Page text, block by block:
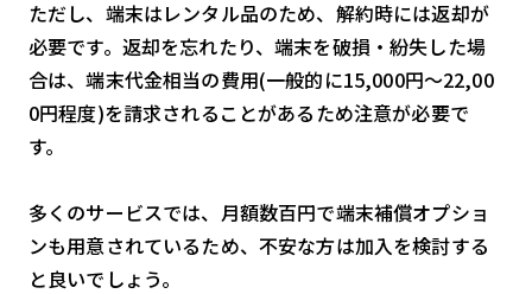
ただし、端末はレンタル品のため、解約時には返却が
必要です。返却を忘れたり、端末を破損・紛失した場
合は、端末代金相当の費用(一般的に15,000円〜22,00
0円程度)を請求されることがあるため注意が必要で
す。
多くのサービスでは、月額数百円で端末補償オプショ
ンも用意されているため、不安な方は加入を検討する
と良いでしょう。